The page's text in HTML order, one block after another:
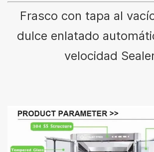
Frasco con tapa al
dulce enlatado
velocidad Seale